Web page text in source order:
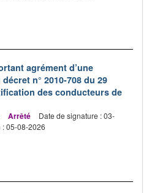
agrément d’une
n° 2010-708 du 29
des conducteurs de
Arrêté
Date de signature : 03-
05-08-2026